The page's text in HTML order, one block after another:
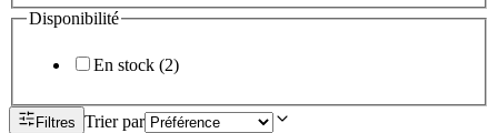
Disponibilité
En stock (2)
Filtres Trier par